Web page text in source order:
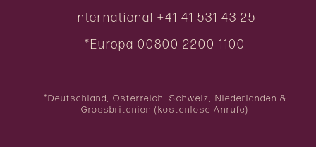
International +41 41 531 43 25
*Europa 00800 2200 1100
*Deutschland, Österreich, Schweiz, Niederlanden &
Grossbritanien (kostenlose Anrufe)